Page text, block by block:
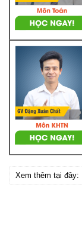
Xem thêm tại đây: